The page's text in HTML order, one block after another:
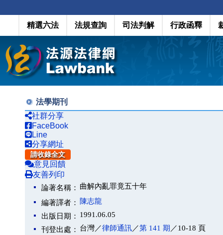
精選六法 法規查詢 司法判解 行政函釋
法學期刊
社群分享
FaceBook
Line
分享網址
請收錄全文
意見回饋
友善列印
論著名稱： 曲解內亂罪竟五十年
編著譯者：
陳志龍
出版日期： 1991.06.05
刊登出處： 台灣／律師通訊／第 141 期 ／10-18 頁